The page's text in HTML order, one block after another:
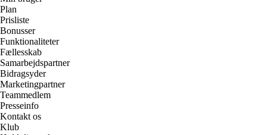
Plan
Prisliste
Bonusser
Funktionaliteter
Fællesskab
Samarbejdspartner
Bidragsyder
Marketingpartner
Teammedlem
Presseinfo
Kontakt os
Klub